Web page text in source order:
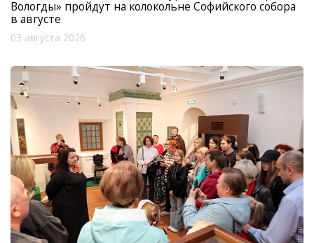
Вологды» пройдут на колокольне Софийского собора
в августе
03 августа 2026